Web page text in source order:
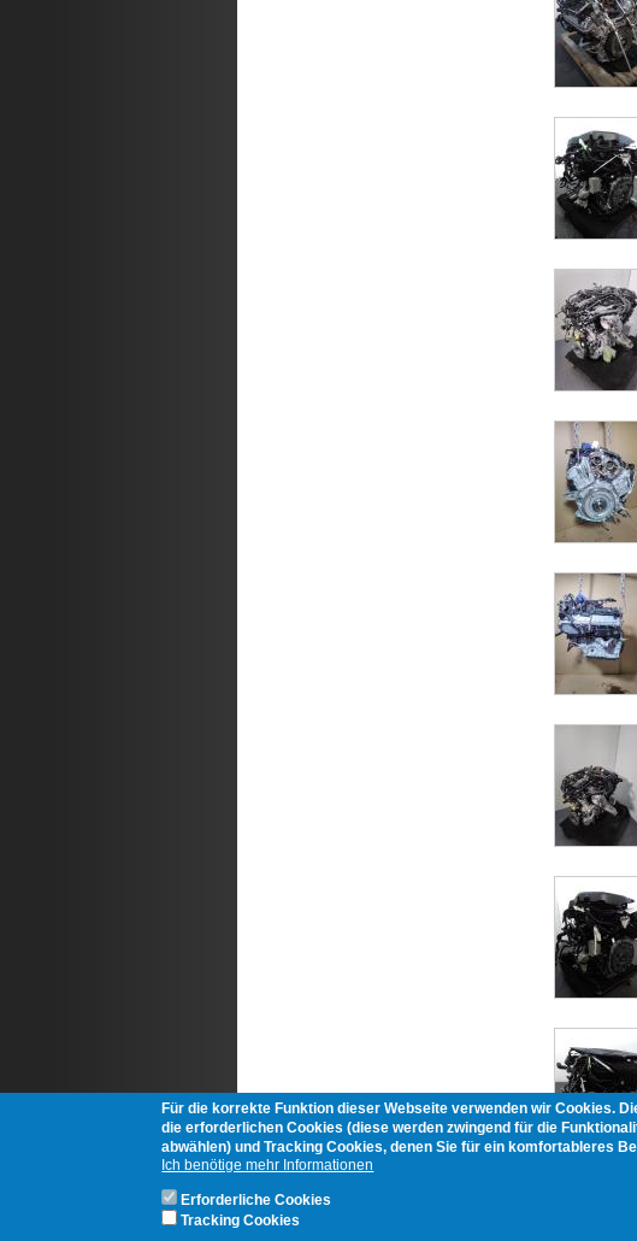
Für die korrekte Funktion dieser Webseite verwenden wir Cookies.
die erforderlichen Cookies (diese werden zwingend für die
abwählen) und Tracking Cookies, denen Sie für ein komfortableres
Ich benötige mehr Informationen
Erforderliche Cookies
Tracking Cookies